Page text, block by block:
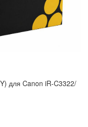
для Canon iR-C3322/